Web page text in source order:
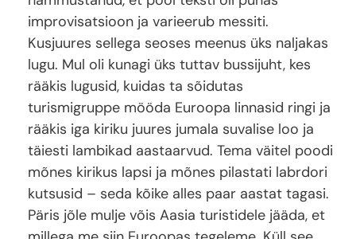
improvisatsioon ja varieerub messiti.
Kusjuures sellega seoses meenus üks naljakas
lugu. Mul oli kunagi üks tuttav bussijuht, kes
rääkis lugusid, kuidas ta sõidutas
turismigruppe mööda Euroopa linnasid ringi ja
rääkis iga kiriku juures jumala suvalise loo ja
täiesti lambikad aastaarvud. Tema väitel poodi
mõnes kirikus lapsi ja mõnes pilastati labrdori
kutsusid – seda kõike alles paar aastat tagasi.
Päris jõle mulje võis Aasia turistidele jääda, et